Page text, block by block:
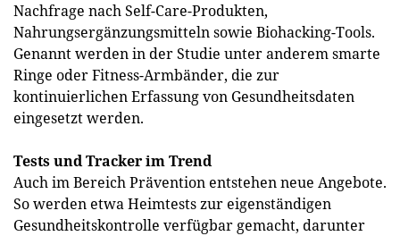
Nachfrage nach Self-Care-Produkten,
Nahrungsergänzungsmitteln sowie Biohacking-Tools.
Genannt werden in der Studie unter anderem smarte
Ringe oder Fitness-Armbänder, die zur
kontinuierlichen Erfassung von Gesundheitsdaten
eingesetzt werden.
Tests und Tracker im Trend
Auch im Bereich Prävention entstehen neue Angebote.
So werden etwa Heimtests zur eigenständigen
Gesundheitskontrolle verfügbar gemacht, darunter